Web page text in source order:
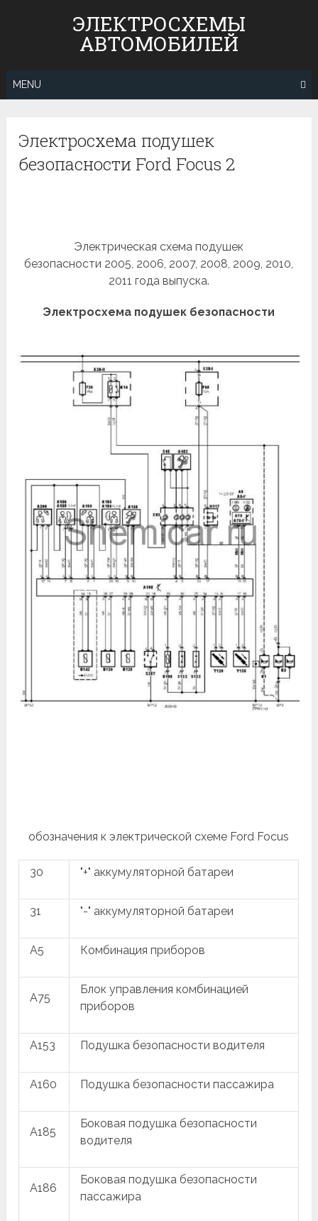
ЭЛЕКТРОСХЕМЫ
АВТОМОБИЛЕЙ
MENU
Электросхема подушек
безопасности Ford Focus 2
Электрическая схема подушек
безопасности 2005, 2006, 2007, 2008, 2009, 2010,
2011 года выпуска.
Электросхема подушек безопасности
обозначения к электрической схеме Ford Focus
30 "+" аккумуляторной батареи
31 "-" аккумуляторной батареи
A5 Комбинация приборов
A75
Блок управления комбинацией
приборов
A153 Подушка безопасности водителя
A160 Подушка безопасности пассажира
A185
Боковая подушка безопасности
водителя
A186
Боковая подушка безопасности
пассажира